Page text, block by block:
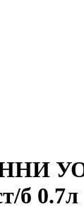
б 0.7л